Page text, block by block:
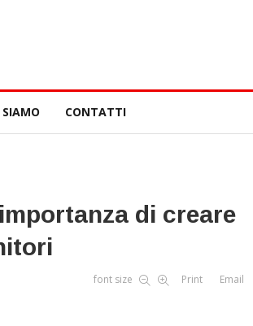
SIAMO CONTATTI
di creare
font size Print Email